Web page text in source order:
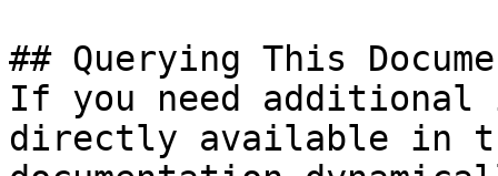
## Querying This
If you need
directly available in